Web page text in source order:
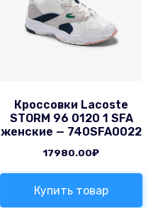
Кроссовки Lacoste
STORM 96 0120 1 SFA
женские — 740SFA0022
17980.00₽
Купить товар